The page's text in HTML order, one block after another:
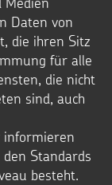
Daten von
die ihren Sitz
für alle
die nicht
sind, auch
informieren
Standards
besteht.